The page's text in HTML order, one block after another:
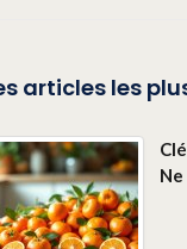
articles les